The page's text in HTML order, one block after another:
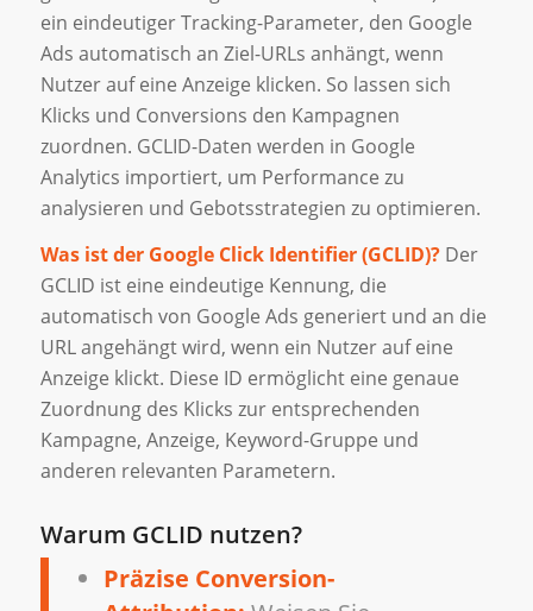
ein eindeutiger Tracking-Parameter, den Google
Ads automatisch an Ziel-URLs anhängt, wenn
Nutzer auf eine Anzeige klicken. So lassen sich
Klicks und Conversions den Kampagnen
zuordnen. GCLID-Daten werden in Google
Analytics importiert, um Performance zu
analysieren und Gebotsstrategien zu optimieren.
Was ist der Google Click Identifier (GCLID)?Der
GCLID ist eine eindeutige Kennung, die
automatisch von Google Ads generiert und an die
URL angehängt wird, wenn ein Nutzer auf eine
Anzeige klickt. Diese ID ermöglicht eine genaue
Zuordnung des Klicks zur entsprechenden
Kampagne, Anzeige, Keyword-Gruppe und
anderen relevanten Parametern.
Warum GCLID nutzen?
Präzise Conversion-